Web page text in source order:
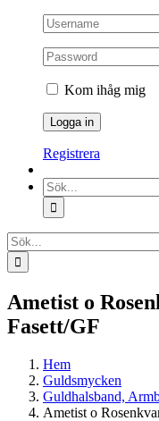
Kom ihåg mig
Registrera
Sök
efter:
Sök
efter:
Ametist o
Fasett/GF
Hem
Guldsmycken
Guldhalsband,
Ametist o